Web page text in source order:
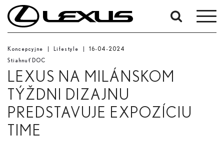
Koncepcyjne Lifestyle 16-04-2024
Stiahnuť DOC
LEXUS NA MILÁNSKOM
TÝŽDNI DIZAJNU
PREDSTAVUJE EXPOZÍCIU
TIME
Upresnit'
dátumov:
Dátum začiatku
Dátum ukončenia
Hľadať...